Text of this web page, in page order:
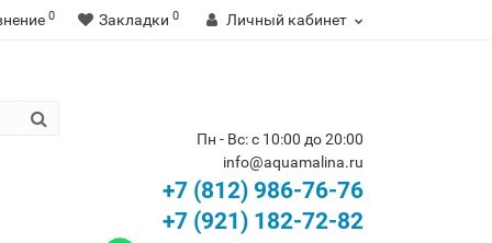
0 Закладки 0 Личный кабинет
Пн - Вс: с 10:00 до 20:00
info@aquamalina.ru
+7 (812) 986-76-76
+7 (921) 182-72-82